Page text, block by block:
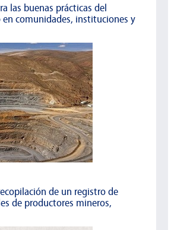
las buenas prácticas del
comunidades, instituciones y
de un registro de
de productores mineros,